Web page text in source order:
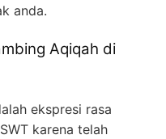
anda.
Aqiqah di
ekspresi rasa
karena telah